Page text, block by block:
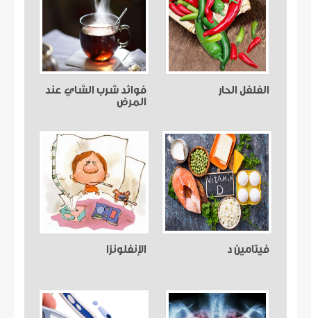
الفلفل الحار
فوائد شرب الشاي عند
المرض
فيتامين د الإنفلونزا